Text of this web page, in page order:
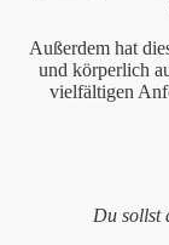
Außerdem hat
und körperlich
vielfältigen
Du sollst
am 31.